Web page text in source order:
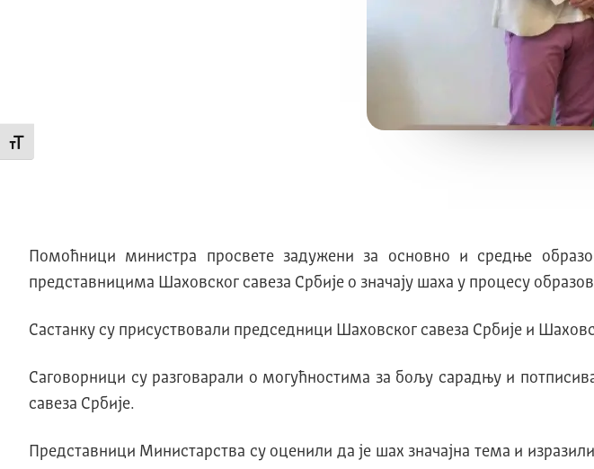
Промени величину слова
Помоћници министра просвете задужени за основно и средње
представницима Шаховског савеза Србије о значају шаха у процесу
Састанку су присуствовали председници Шаховског савеза Србије и
Саговорници су разговарали о могућностима за бољу сарадњу и
савеза Србије.
Представници Министарства су оценили да је шах значајна тема и